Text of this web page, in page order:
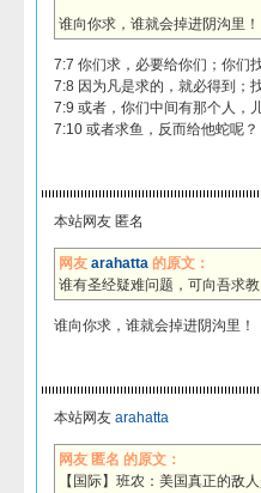
谁向你求，谁就会掉进阴沟里！
7:7 你们求，必要给你们；你们
7:8 因为凡是求的，就必得到；
7:9 或者，你们中间有那个人，
7:10 或者求鱼，反而给他蛇呢？
本站网友 匿名
网友 arahatta 的原文：
谁有圣经疑难问题，可向吾求教
谁向你求，谁就会掉进阴沟里！
本站网友 arahatta
网友 匿名 的原文：
【国际】班农：美国真正的敌